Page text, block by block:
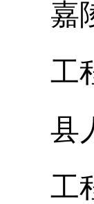
嘉
工
县
工